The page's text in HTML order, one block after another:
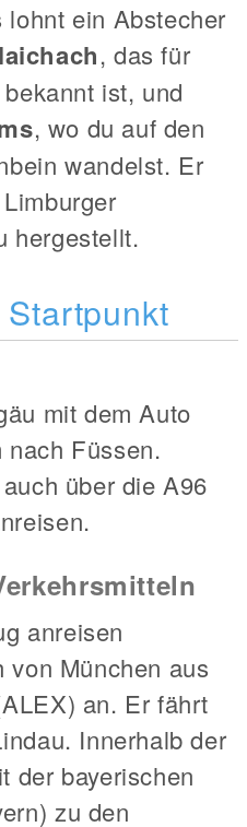
lohnt ein Abstecher
, das für
ist, und
, wo du auf den
wandelst. Er
hergestellt.
mit dem Auto
nach Füssen.
über die A96
anreisen
München aus
an. Er fährt
Innerhalb der
der bayerischen
zu den